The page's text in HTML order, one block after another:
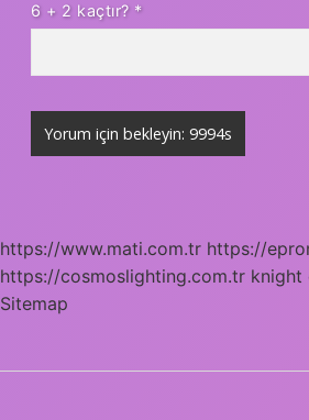
6 + 2 kaçtır? *
https://www.mati.com.tr https://
https://cosmoslighting.com.tr knight
Sitemap